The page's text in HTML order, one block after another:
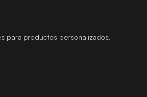
para productos personalizados.